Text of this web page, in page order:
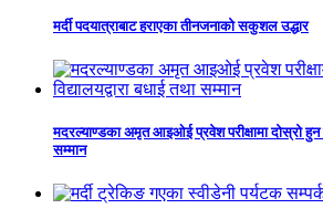
मर्दी पदयात्राबाट हराएका तीनजनाको सकुशल उद्धार
मदरल्याण्डका अमृत आइओई प्रवेश परीक्षामा दोस्रो हुन
सम्मान